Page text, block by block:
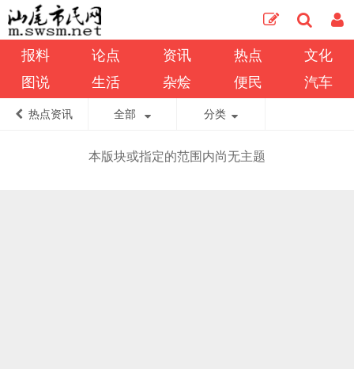
报料 论点 资讯 热点
文化
图说
生活 杂烩 便民 汽车
热点资讯 全部 分类
本版块或指定的范围内尚无主题